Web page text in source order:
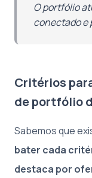
O portfólio
conectado e
Critérios
de portfólio
Sabemos que
bater cada
destaca por